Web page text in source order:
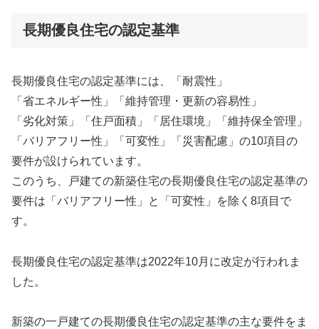
長期優良住宅の認定基準
長期優良住宅の認定基準には、「耐震性」
「省エネルギー性」「維持管理・更新の容易性」
「劣化対策」「住戸面積」「居住環境」「維持保全管理」
「バリアフリー性」「可変性」「災害配慮」の10項目の
要件が設けられています。
このうち、戸建ての新築住宅の長期優良住宅の認定基準の
要件は「バリアフリー性」と「可変性」を除く8項目で
す。
長期優良住宅の認定基準は2022年10月に改定が行われま
した。
新築の一戸建ての長期優良住宅の認定基準の主な要件をま